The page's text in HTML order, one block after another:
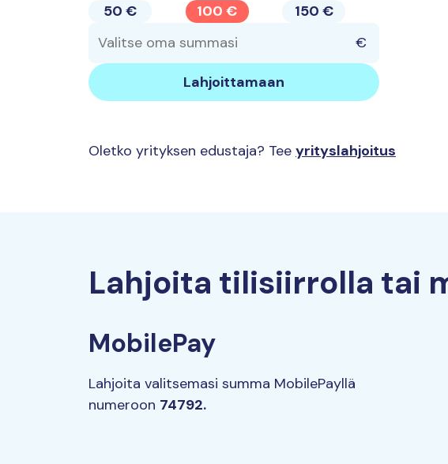
50 € 100 € 150 €
Oletko yrityksen edustaja? Tee yrityslahjoitus
Lahjoita tilisiirrolla tai
MobilePay
Lahjoita valitsemasi summa MobilePayllä
numeroon 74792.